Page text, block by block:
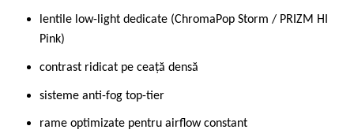
lentile low-light dedicate (ChromaPop Storm / PRIZM HI
Pink)
contrast ridicat pe ceață densă
sisteme anti-fog top-tier
rame optimizate pentru airflow constant